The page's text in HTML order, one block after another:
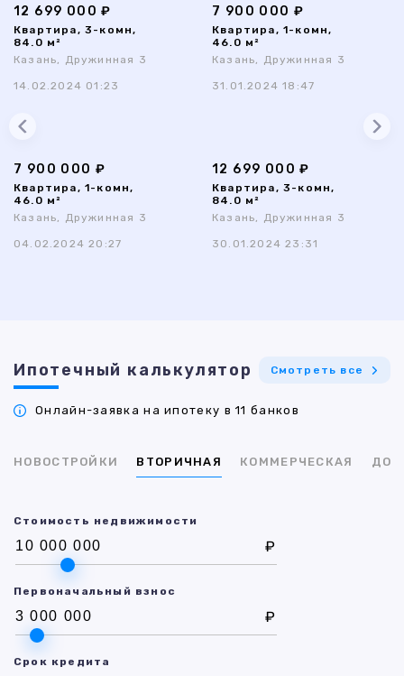
12 699 000 ₽
Квартира, 3-комн,
84.0 м²
Казань, Дружинная 3
14.02.2024 01:23
7 900 000 ₽
Квартира, 1-комн,
46.0 м²
Казань, Дружинная 3
31.01.2024 18:47
7 900 000 ₽
Квартира, 1-комн,
46.0 м²
Казань, Дружинная 3
04.02.2024 20:27
12 699 000 ₽
Квартира, 3-комн,
84.0 м²
Казань, Дружинная 3
30.01.2024 23:31
Ипотечный калькулятор Смотреть все
Онлайн-заявка на ипотеку в 11 банков
НОВОСТРОЙКИ ВТОРИЧНАЯ КОММЕРЧЕСКАЯ ДОМ
Стоимость недвижимости
₽
Первоначальный взнос
₽
Срок кредита